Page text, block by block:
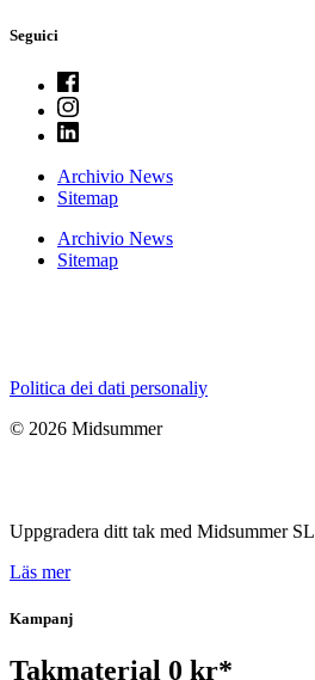
Seguici
Archivio News
Sitemap
Archivio News
Sitemap
Politica dei dati personaliy
© 2026 Midsummer
Uppgradera ditt tak med Midsummer
Läs mer
Kampanj
Takmaterial 0 kr*